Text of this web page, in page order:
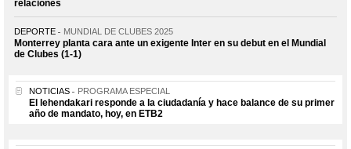
relaciones
DEPORTE MUNDIAL DE CLUBES 2025
Monterrey planta cara ante un exigente Inter en su debut en el Mundial
de Clubes (1-1)
NOTICIAS PROGRAMA ESPECIAL
El lehendakari responde a la ciudadanía y hace balance de su primer
año de mandato, hoy, en ETB2